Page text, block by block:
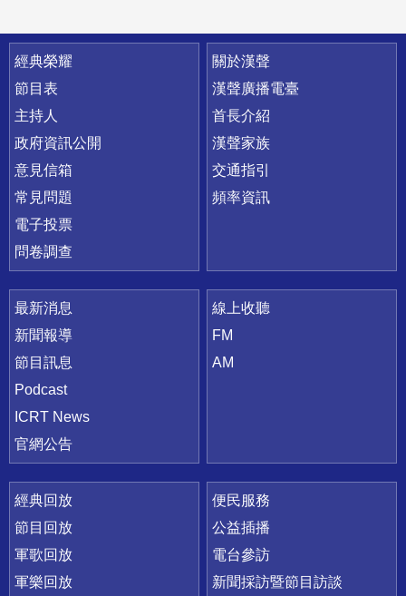
快速連結
經典榮耀
節目表
主持人
政府資訊公開
意見信箱
常見問題
電子投票
問卷調查
關於漢聲
漢聲廣播電臺
首長介紹
漢聲家族
交通指引
頻率資訊
最新消息
新聞報導
節目訊息
Podcast
ICRT News
官網公告
線上收聽
FM
AM
經典回放
節目回放
軍歌回放
軍樂回放
便民服務
公益插播
電台參訪
新聞採訪暨節目訪談